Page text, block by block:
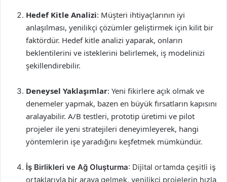
Hedef Kitle Analizi: Müşteri ihtiyaçlarının iyi
anlaşılması, yenilikçi çözümler geliştirmek için kilit bir
faktördür. Hedef kitle analizi yaparak, onların
beklentilerini ve isteklerini belirlemek, iş modelinizi
şekillendirebilir.
Deneysel Yaklaşımlar: Yeni fikirlere açık olmak ve
denemeler yapmak, bazen en büyük fırsatların kapısını
aralayabilir. A/B testleri, prototip üretimi ve pilot
projeler ile yeni stratejileri deneyimleyerek, hangi
yöntemlerin işe yaradığını keşfetmek mümkündür.
İş Birlikleri ve Ağ Oluşturma: Dijital ortamda çeşitli iş
ortaklarıyla bir araya gelmek, yenilikçi projelerin hızla